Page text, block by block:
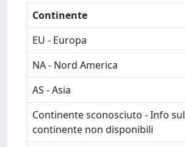
Continente
EU - Europa
NA - Nord America
AS - Asia
Continente sconosciuto - Info sul
continente non disponibili